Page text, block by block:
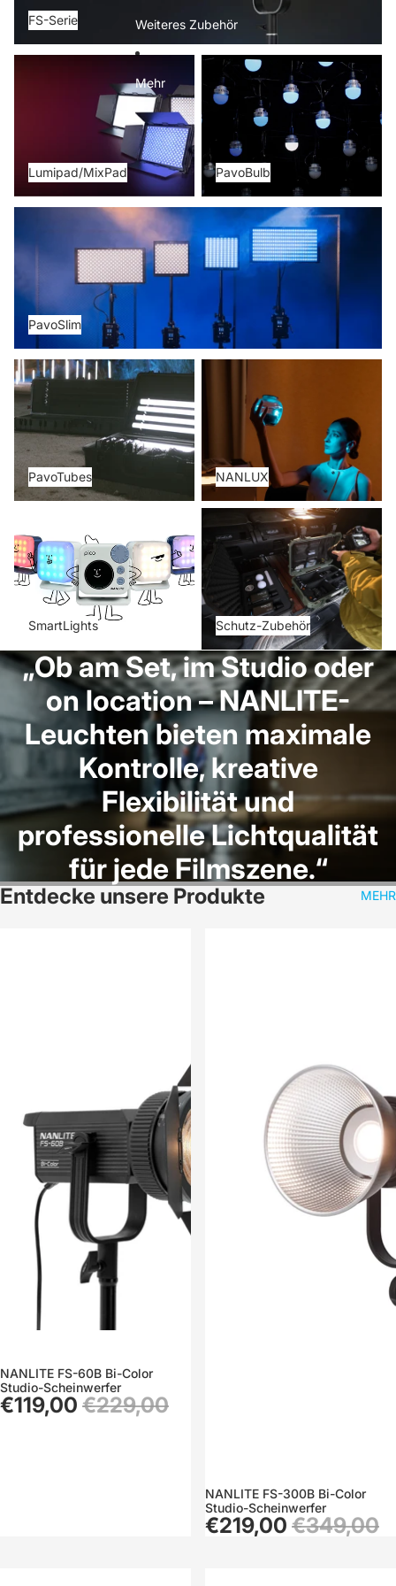
Weiteres Zubehör
Mehr
FS-Serie
Lumipad/MixPad
PavoBulb
PavoBulb
PavoSlim
PavoTubes
PavoTubes NANLUX
SmartLights
Schutz-Zubehör
Schutz-Zubehör
„Ob am Set, im Studio oder
on location – NANLITE-
Leuchten bieten maximale
Kontrolle, kreative
Flexibilität und
professionelle Lichtqualität
für jede Filmszene.“
Entdecke unsere Produkte MEHR
Sale
NANLITE FS-60B Bi-Color
Studio-Scheinwerfer
€119,00 €229,00
Sale
NANLITE FS-300B Bi-Color
Studio-Scheinwerfer
€219,00 €349,00